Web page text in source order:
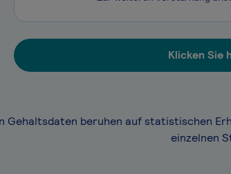
Klicken Sie
Gehaltsdaten beruhen auf statistischen
einzelnen